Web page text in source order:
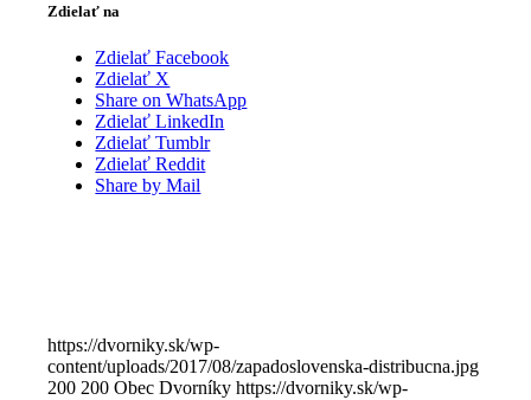
Zdielať na
Zdielať Facebook
Zdielať X
Share on WhatsApp
Zdielať LinkedIn
Zdielať Tumblr
Zdielať Reddit
Share by Mail
https://dvorniky.sk/wp-
content/uploads/2017/08/zapadoslovenska-distribucna.jpg
200 200 Obec Dvorníky https://dvorniky.sk/wp-